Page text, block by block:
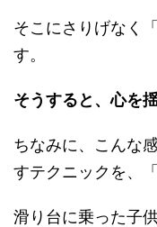
そこにさりげなく
す。
そうすると、心を
ちなみに、こんな
すテクニックを、
滑り台に乗った子